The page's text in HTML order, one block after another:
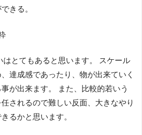
きる。
はとてもあると思います。 スケール
達成感であったり、物が出来ていく
が出来ます。 また、比較的若いう
されるので難しい反面、大きなやり
るかと思います。